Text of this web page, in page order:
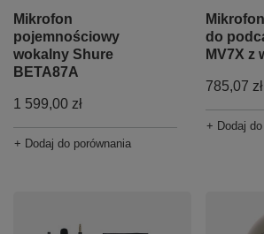
Mikrofon
pojemnościowy
wokalny Shure
BETA87A
1 599,00 zł
+ Dodaj do porównania
do
MV7X z
785,07 zł
+ Dodaj